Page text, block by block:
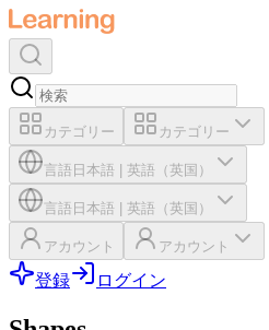
カテゴリー カテゴリー
言語 日本語 英語（英国）
言語 日本語 英語（英国）
アカウント アカウント
登録 ログイン